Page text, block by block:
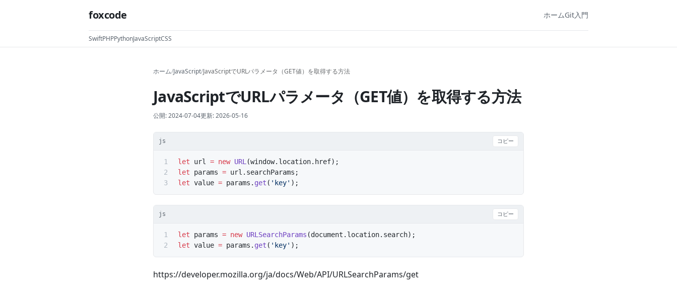
foxcode ホームGit入門
SwiftPHPPythonJavaScriptCSS
ホーム/JavaScript/JavaScriptでURLパラメータ（GET値）を取得する方法
JavaScriptでURLパラメータ（GET値）を取得する方法
公開:2024-07-04更新:2026-05-16
js コピー
let url = new URL (window.location.href);
let params = url.searchParams;
let value = params. get ( 'key' );
js コピー
let params = new URLSearchParams (document.location.search);
let value = params. get ( 'key' );
https://developer.mozilla.org/ja/docs/Web/API/URLSearchParams/get